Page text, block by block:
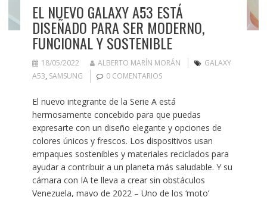
EL NUEVO GALAXY A53 ESTÁ
DISEÑADO PARA SER MODERNO,
FUNCIONAL Y SOSTENIBLE
18/05/2022 ALBERTO MARÍN MORÁN
GALAXY
A53, SAMSUNG 0 COMENTARIOS
El nuevo integrante de la Serie A está
hermosamente concebido para que puedas
expresarte con un diseño elegante y opciones de
colores únicos y frescos. Los dispositivos usan
empaques sostenibles y materiales reciclados para
ayudar a contribuir a un planeta más saludable. Y su
cámara con IA te lleva a crear sin obstáculos
Venezuela, mayo de 2022 – Uno de los ‘moto’